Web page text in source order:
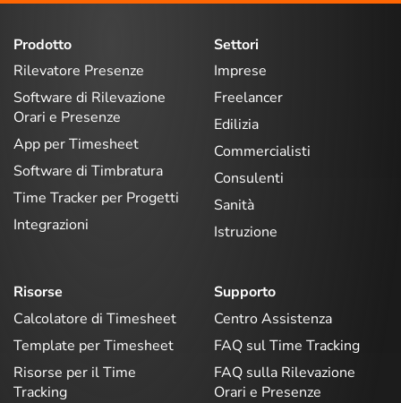
Prodotto
Rilevatore Presenze
Software di Rilevazione
Orari e Presenze
App per Timesheet
Software di Timbratura
Time Tracker per Progetti
Integrazioni
Settori
Imprese
Freelancer
Edilizia
Commercialisti
Consulenti
Sanità
Istruzione
Risorse
Calcolatore di Timesheet
Template per Timesheet
Risorse per il Time
Tracking
Supporto
Centro Assistenza
FAQ sul Time Tracking
FAQ sulla Rilevazione
Orari e Presenze